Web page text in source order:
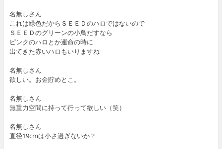
名無しさん
これは緑色だからＳＥＥＤのハロではないので
ＳＥＥＤのグリーンの小鳥だすなら
ピンクのハロとか運命の時に
出てきた赤いハロもいりますね
名無しさん
欲しい。お金貯めとこ。
名無しさん
無重力空間に持って行って欲しい（笑）
名無しさん
直径19cmは小さ過ぎないか？